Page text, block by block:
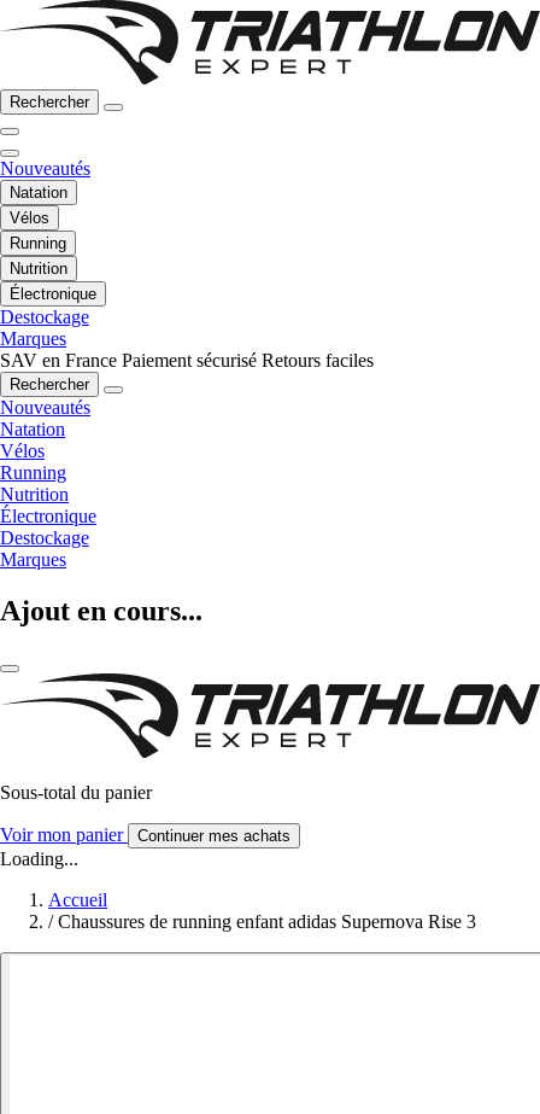
Rechercher
Nouveautés
Natation
Vélos
Running
Nutrition
Électronique
Destockage
Marques
SAV en France Paiement sécurisé Retours faciles
Rechercher
Nouveautés
Natation
Vélos
Running
Nutrition
Électronique
Destockage
Marques
Ajout en cours...
Sous-total du panier
Voir mon panier Continuer mes achats
Loading...
Accueil
/ Chaussures de running enfant adidas Supernova Rise 3